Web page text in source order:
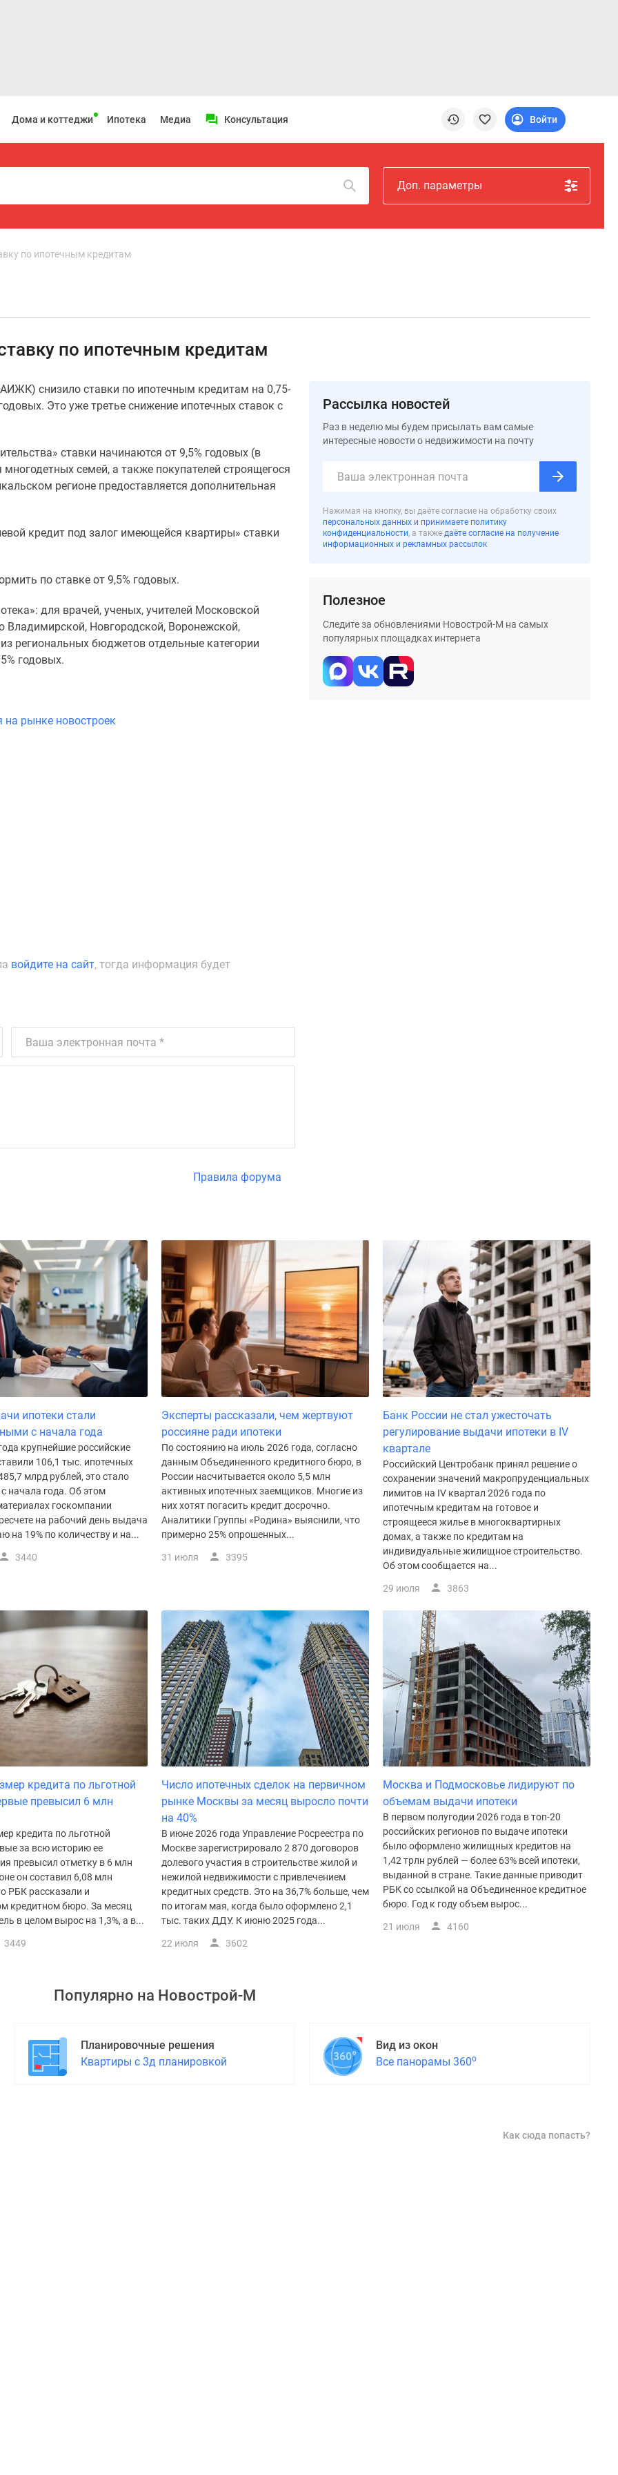
Дома и коттеджи Ипотека Медиа Консультация Войти
Доп. параметры
по ипотечным кредитам
по ипотечным кредитам
снизило ставки по ипотечным кредитам на 0,75-
Это уже третье снижение ипотечных ставок с
ставки начинаются от 9,5% годовых (в
семей, а также покупателей строящегося
регионе предоставляется дополнительная
кредит под залог имеющейся квартиры» ставки
по ставке от 9,5% годовых.
для врачей, ученых, учителей Московской
Владимирской, Новгородской, Воронежской,
региональных бюджетов отдельные категории
годовых.
на рынке новостроек
войдите на сайт, тогда информация будет
Правила форума
Рассылка новостей
Раз в неделю мы будем присылать вам самые
интересные новости о недвижимости на почту
Нажимая на кнопку, вы даёте согласие на обработку своих
персональных данных и принимаете политику
конфиденциальности, а также даёте согласие на получение
информационных и рекламных рассылок
Полезное
Следите за обновлениями Новострой-М на самых
популярных площадках интернета
ипотеки стали
с начала года
крупнейшие российские
106,1 тыс. ипотечных
млрд рублей, это стало
начала года. Об этом
госкомпании
на рабочий день выдача
на 19% по количеству и на...
3440
Эксперты рассказали, чем жертвуют
россияне ради ипотеки
По состоянию на июль 2026 года, согласно
данным Объединенного кредитного бюро, в
России насчитывается около 5,5 млн
активных ипотечных заемщиков. Многие из
них хотят погасить кредит досрочно.
Аналитики Группы «Родина» выяснили, что
примерно 25% опрошенных...
31 июля 3395
Банк России не стал ужесточать
регулирование выдачи ипотеки в IV
квартале
Российский Центробанк принял решение о
сохранении значений макропруденциальных
лимитов на IV квартал 2026 года по
ипотечным кредитам на готовое и
строящееся жилье в многоквартирных
домах, а также по кредитам на
индивидуальные жилищное строительство.
Об этом сообщается на...
29 июля 3863
кредита по льготной
превысил 6 млн
кредита по льготной
за всю историю ее
превысил отметку в 6 млн
он составил 6,08 млн
РБК рассказали и
кредитном бюро. За месяц
в целом вырос на 1,3%, а в...
3449
Число ипотечных сделок на первичном
рынке Москвы за месяц выросло почти
на 40%
В июне 2026 года Управление Росреестра по
Москве зарегистрировало 2 870 договоров
долевого участия в строительстве жилой и
нежилой недвижимости с привлечением
кредитных средств. Это на 36,7% больше, чем
по итогам мая, когда было оформлено 2,1
тыс. таких ДДУ. К июню 2025 года...
22 июля 3602
Москва и Подмосковье лидируют по
объемам выдачи ипотеки
В первом полугодии 2026 года в топ-20
российских регионов по выдаче ипотеки
было оформлено жилищных кредитов на
1,42 трлн рублей — более 63% всей ипотеки,
выданной в стране. Такие данные приводит
РБК со ссылкой на Объединенное кредитное
бюро. Год к году объем вырос...
21 июля 4160
Популярно на Новострой-М
Планировочные решения
Квартиры с 3д планировкой
Вид из окон
Все панорамы 360о
Как сюда попасть?